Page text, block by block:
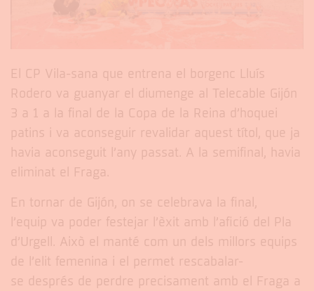
El CP Vila-sana que entrena el borgenc Lluís
Rodero va guanyar el diumenge al Telecable Gijón
3 a 1 a la final de la Copa de la Reina d’hoquei
patins i va aconseguir revalidar aquest títol, que ja
havia aconseguit l’any passat. A la semifinal, havia
eliminat el Fraga.
En tornar de Gijón, on se celebrava la final,
l’equip va poder festejar l’èxit amb l’afició del Pla
d’Urgell. Això el manté com un dels millors equips
de l’elit femenina i el permet rescabalar-
se després de perdre precisament amb el Fraga a